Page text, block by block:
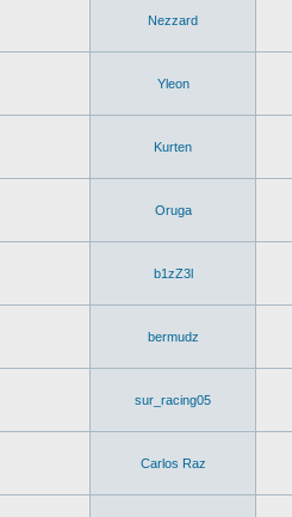
Nezzard
Yleon
Kurten
Oruga
b1zZ3l
bermudz
sur_racing05
Carlos Raz